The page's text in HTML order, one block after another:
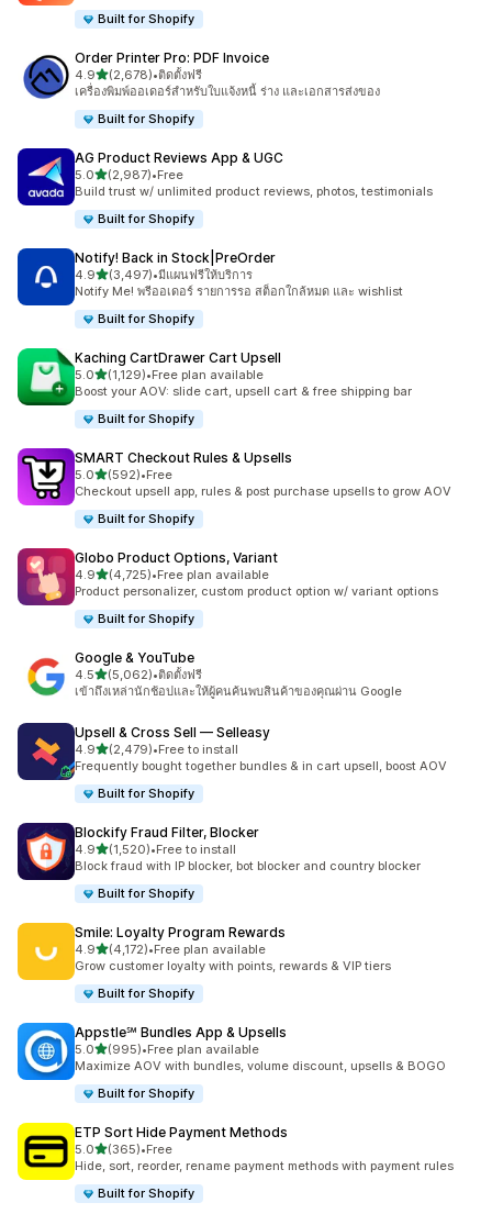
Built for Shopify
Order Printer Pro: PDF Invoice
4.9เต็ม 5 ดาว
(2,678)
ทั้งหมด 2678 รีวิว
•ติดตั้งฟรี
เครื่องพิมพ์ออเดอร์สำหรับใบแจ้งหนี้ ร่าง และเอกสารส่งของ
Built for Shopify
AG Product Reviews App & UGC
5.0เต็ม 5 ดาว
(2,987)
ทั้งหมด 2987 รีวิว
•Free
Build trust w/ unlimited product reviews, photos, testimonials
Built for Shopify
Notify! Back in Stock|PreOrder
4.9เต็ม 5 ดาว
(3,497)
ทั้งหมด 3497 รีวิว
•มีแผนฟรีให้บริการ
Notify Me! พรีออเดอร์ รายการรอ สต็อกใกล้หมด และ wishlist
Built for Shopify
Kaching CartDrawer Cart Upsell
5.0เต็ม 5 ดาว
(1,129)
ทั้งหมด 1129 รีวิว
•Free plan available
Boost your AOV: slide cart, upsell cart & free shipping bar
Built for Shopify
SMART Checkout Rules & Upsells
5.0เต็ม 5 ดาว
(592)
ทั้งหมด 592 รีวิว
•Free
Checkout upsell app, rules & post purchase upsells to grow AOV
Built for Shopify
Globo Product Options, Variant
4.9เต็ม 5 ดาว
(4,725)
ทั้งหมด 4725 รีวิว
•Free plan available
Product personalizer, custom product option w/ variant options
Built for Shopify
Google & YouTube
4.5เต็ม 5 ดาว
(5,062)
ทั้งหมด 5062 รีวิว
•ติดตั้งฟรี
เข้าถึงเหล่านักช้อปและให้ผู้คนค้นพบสินค้าของคุณผ่าน Google
Upsell & Cross Sell — Selleasy
4.9เต็ม 5 ดาว
(2,479)
ทั้งหมด 2479 รีวิว
•Free to install
Frequently bought together bundles & in cart upsell, boost AOV
Built for Shopify
Blockify Fraud Filter, Blocker
4.9เต็ม 5 ดาว
(1,520)
ทั้งหมด 1520 รีวิว
•Free to install
Block fraud with IP blocker, bot blocker and country blocker
Built for Shopify
Smile: Loyalty Program Rewards
4.9เต็ม 5 ดาว
(4,172)
ทั้งหมด 4172 รีวิว
•Free plan available
Grow customer loyalty with points, rewards & VIP tiers
Built for Shopify
Appstle℠ Bundles App & Upsells
5.0เต็ม 5 ดาว
(995)
ทั้งหมด 995 รีวิว
•Free plan available
Maximize AOV with bundles, volume discount, upsells & BOGO
Built for Shopify
ETP Sort Hide Payment Methods
5.0เต็ม 5 ดาว
(365)
ทั้งหมด 365 รีวิว
•Free
Hide, sort, reorder, rename payment methods with payment rules
Built for Shopify